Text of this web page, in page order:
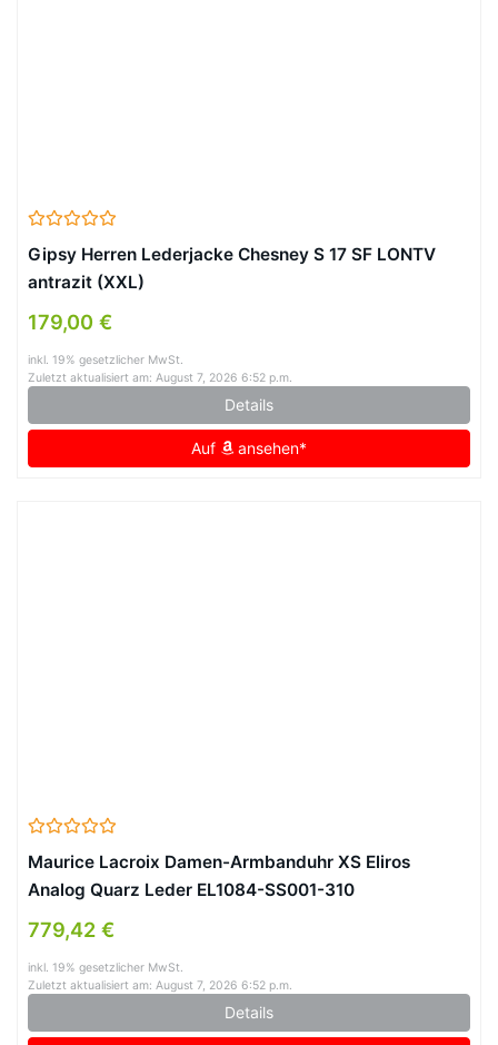
Gipsy Herren Lederjacke Chesney S 17 SF LONTV
antrazit (XXL)
179,00 €
inkl. 19% gesetzlicher MwSt.
Zuletzt aktualisiert am: August 7, 2026 6:52 p.m.
Details
Auf ansehen*
Maurice Lacroix Damen-Armbanduhr XS Eliros
Analog Quarz Leder EL1084-SS001-310
779,42 €
inkl. 19% gesetzlicher MwSt.
Zuletzt aktualisiert am: August 7, 2026 6:52 p.m.
Details